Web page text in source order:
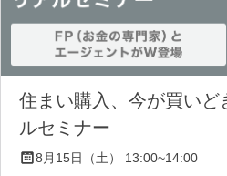
住まい購入、今が買いど
ルセミナー
8月15日（土） 13:00~14:00